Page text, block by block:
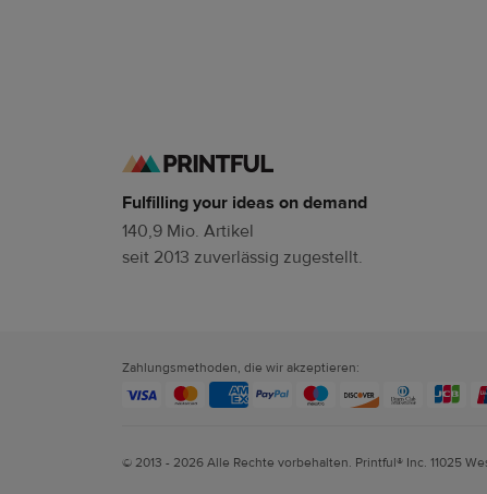
Fulfilling your ideas on demand
140,9 Mio. Artikel
seit 2013 zuverlässig zugestellt.
Zahlungsmethoden, die wir akzeptieren:
© 2013 - 2026 Alle Rechte vorbehalten. Printful® Inc. 11025